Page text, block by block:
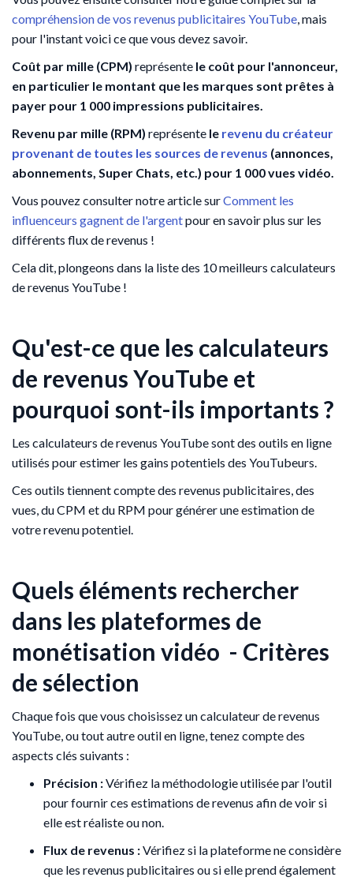
compréhension de vos revenus publicitaires YouTube, mais
pour l'instant voici ce que vous devez savoir.
Coût par mille (CPM) représente le coût pour l'annonceur,
en particulier le montant que les marques sont prêtes à
payer pour 1 000 impressions publicitaires.
Revenu par mille (RPM) représente le revenu du créateur
provenant de toutes les sources de revenus (annonces,
abonnements, Super Chats, etc.) pour 1 000 vues vidéo.
Vous pouvez consulter notre article surComment les
influenceurs gagnent de l'argentpour en savoir plus sur les
différents flux de revenus !
Cela dit, plongeons dans la liste des 10 meilleurs calculateurs
de revenus YouTube !
Qu'est-ce que les calculateurs
de revenus YouTube et
pourquoi sont-ils importants ?
Les calculateurs de revenus YouTube sont des outils en ligne
utilisés pour estimer les gains potentiels des YouTubeurs.
Ces outils tiennent compte des revenus publicitaires, des
vues, du CPM et du RPM pour générer une estimation de
votre revenu potentiel.
Quels éléments rechercher
dans les plateformes de
monétisation vidéo - Critères
de sélection
Chaque fois que vous choisissez un calculateur de revenus
YouTube, ou tout autre outil en ligne, tenez compte des
aspects clés suivants :
Précision :Vérifiez la méthodologie utilisée par l'outil
pour fournir ces estimations de revenus afin de voir si
elle est réaliste ou non.
Flux de revenus :Vérifiez si la plateforme ne considère
que les revenus publicitaires ou si elle prend également